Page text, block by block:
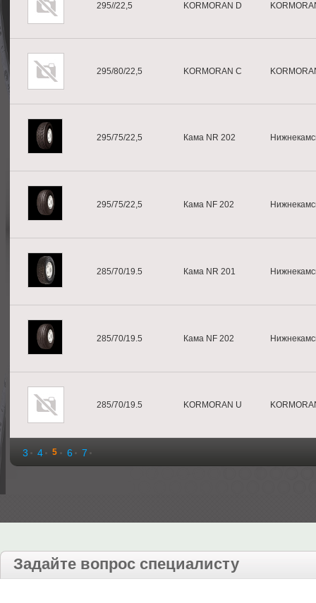
295//22,5 KORMORAN D
295/80/22,5 KORMORAN C
295/75/22,5 Кама NR 202
295/75/22,5 Кама NF 202
285/70/19.5 Кама NR 201
285/70/19.5 Кама NF 202
285/70/19.5 KORMORAN U
3 4 5 6 7
Задайте вопрос специалисту